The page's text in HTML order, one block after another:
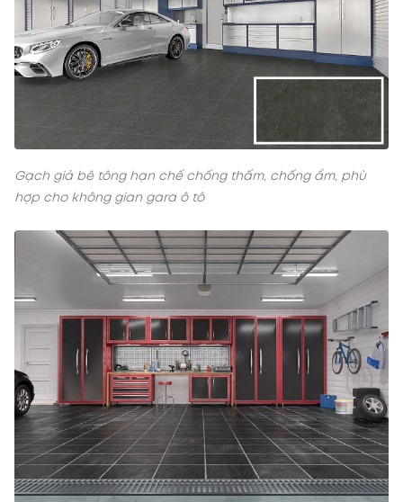
Gạch giả bê tông hạn chế chống thấm, chống ẩm, phù
hợp cho không gian gara ô tô